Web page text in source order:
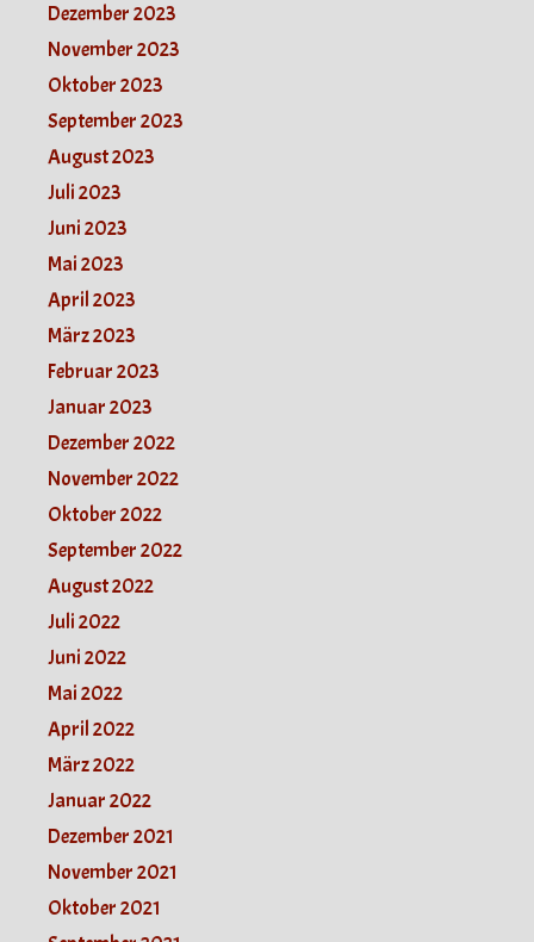
Dezember 2023
November 2023
Oktober 2023
September 2023
August 2023
Juli 2023
Juni 2023
Mai 2023
April 2023
März 2023
Februar 2023
Januar 2023
Dezember 2022
November 2022
Oktober 2022
September 2022
August 2022
Juli 2022
Juni 2022
Mai 2022
April 2022
März 2022
Januar 2022
Dezember 2021
November 2021
Oktober 2021